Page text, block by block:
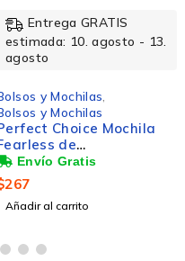
Entrega GRATIS
estimada: 10. agosto - 13.
agosto
Bolsos y Mochilas
Bolsos y Mochilas
Perfect Choice Mochila
Bold de
Poliéster/Poliuretano
para Laptop 15.6", Verde
$238
Añadir al carrito